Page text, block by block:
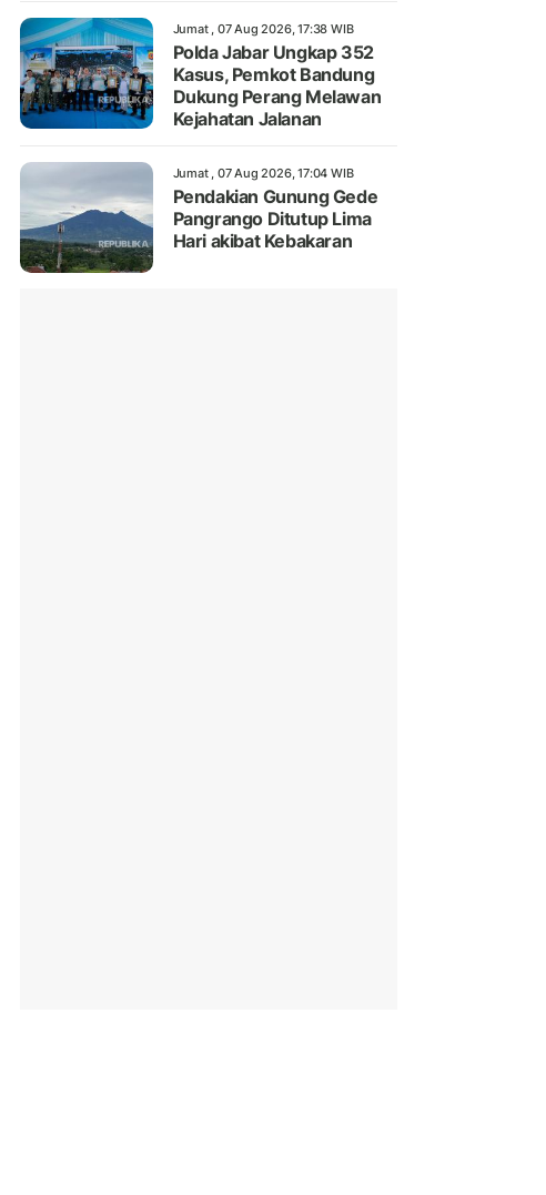
Jumat , 07 Aug 2026, 17:38 WIB
Polda Jabar Ungkap 352
Kasus, Pemkot Bandung
Dukung Perang Melawan
Kejahatan Jalanan
Jumat , 07 Aug 2026, 17:04 WIB
Pendakian Gunung Gede
Pangrango Ditutup Lima
Hari akibat Kebakaran